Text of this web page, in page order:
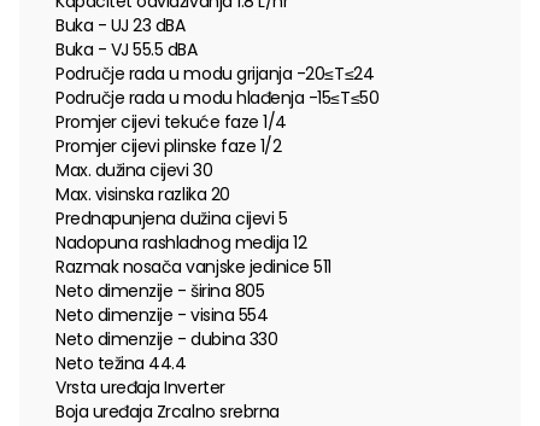
Buka - UJ 23 dBA
Buka - VJ 55.5 dBA
Područje rada u modu grijanja -20≤T≤24
Područje rada u modu hlađenja -15≤T≤50
Promjer cijevi tekuće faze 1/4
Promjer cijevi plinske faze 1/2
Max. dužina cijevi 30
Max. visinska razlika 20
Prednapunjena dužina cijevi 5
Nadopuna rashladnog medija 12
Razmak nosača vanjske jedinice 511
Neto dimenzije - širina 805
Neto dimenzije - visina 554
Neto dimenzije - dubina 330
Neto težina 44.4
Vrsta uređaja Inverter
Boja uređaja Zrcalno srebrna